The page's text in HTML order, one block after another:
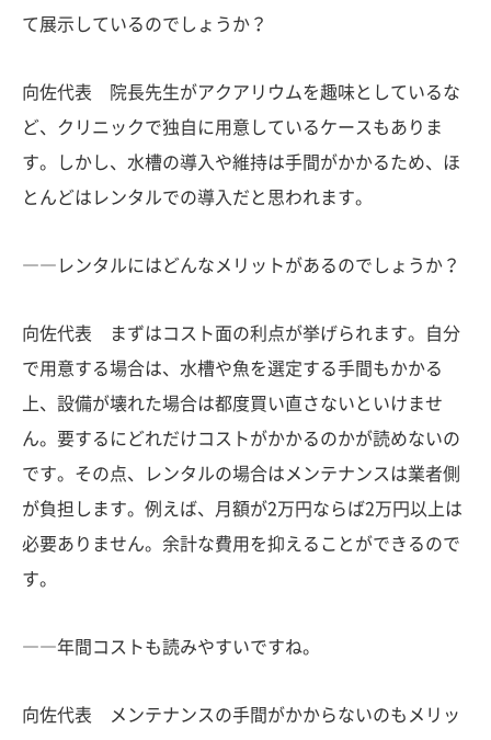
て展示しているのでしょうか？
向佐代表 院長先生がアクアリウムを趣味としているな
ど、クリニックで独自に用意しているケースもありま
す。しかし、水槽の導入や維持は手間がかかるため、ほ
とんどはレンタルでの導入だと思われます。
――レンタルにはどんなメリットがあるのでしょうか？
向佐代表 まずはコスト面の利点が挙げられます。自分
で用意する場合は、水槽や魚を選定する手間もかかる
上、設備が壊れた場合は都度買い直さないといけませ
ん。要するにどれだけコストがかかるのかが読めないの
です。その点、レンタルの場合はメンテナンスは業者側
が負担します。例えば、月額が2万円ならば2万円以上は
必要ありません。余計な費用を抑えることができるので
す。
――年間コストも読みやすいですね。
向佐代表 メンテナンスの手間がかからないのもメリッ